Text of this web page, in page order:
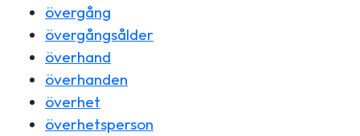
övergång
övergångsålder
överhand
överhanden
överhet
överhetsperson